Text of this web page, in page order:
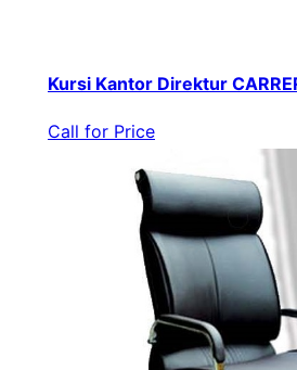
Kursi Kantor Direktur
Call for Price